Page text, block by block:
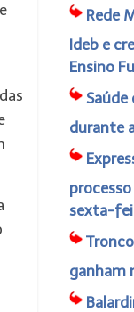
Rede
Ideb e
Ensino
durante
sexta-
ganham